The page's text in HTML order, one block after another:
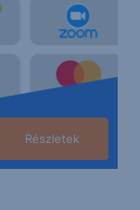
Részletek